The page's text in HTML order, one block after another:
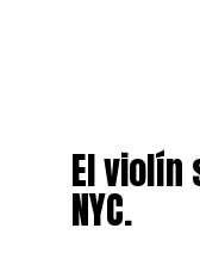
El violín
NYC.